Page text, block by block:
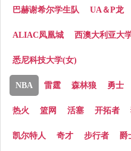
巴赫谢希尔学生队 UA＆P龙
ALIAC凤凰城 西澳大利亚大
悉尼科技大学(女)
NBA 雷霆 森林狼 勇士
热火 篮网 活塞 开拓者
凯尔特人 奇才 步行者 爵